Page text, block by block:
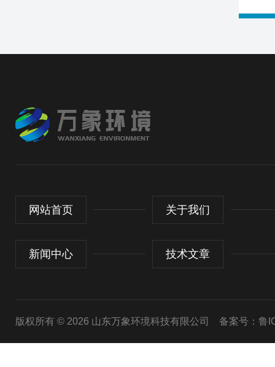
网站首页 关于我们
新闻中心 技术文章
版权所有 © 2026 山东万象环境科技有限公司 备案号：鲁